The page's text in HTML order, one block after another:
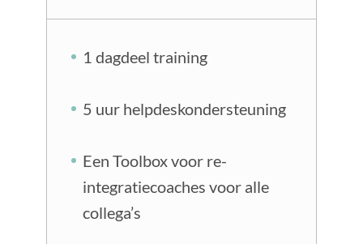
1 dagdeel training
5 uur helpdeskondersteuning
Een Toolbox voor re-
integratiecoaches voor alle
collega’s